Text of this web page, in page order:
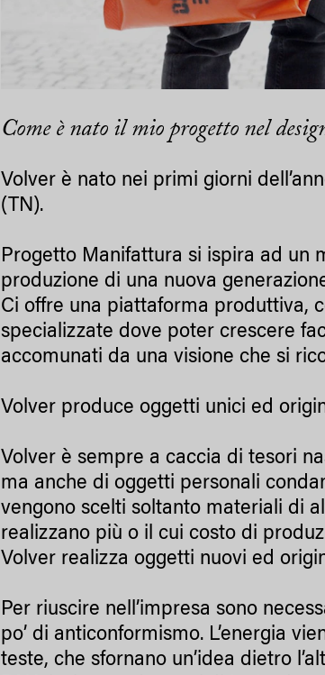
Come è nato il mio progetto nel
Volver è nato nei primi giorni
(TN).
Progetto Manifattura si ispira ad un
produzione di una nuova
Ci offre una piattaforma produttiva,
specializzate dove poter crescere
accomunati da una visione che si
Volver produce oggetti unici ed
Volver è sempre a caccia di tesori
ma anche di oggetti personali
vengono scelti soltanto materiali di
realizzano più o il cui costo di
Volver realizza oggetti nuovi ed
Per riuscire nell’impresa sono
po’ di anticonformismo. L’energia
teste, che sfornano un’idea dietro